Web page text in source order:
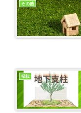
その他
植栽